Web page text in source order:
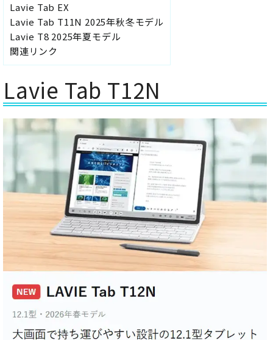
Lavie Tab EX
Lavie Tab T11N 2025年秋冬モデル
Lavie T8 2025年夏モデル
関連リンク
Lavie Tab T12N